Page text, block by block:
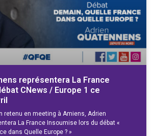
représentera La France
CNews / Europe 1 ce
retenu en meeting à Amiens, Adrien
La France Insoumise lors du débat «
dans Quelle Europe ? »